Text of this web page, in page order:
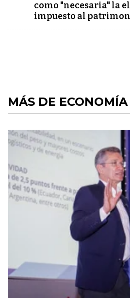
como "necesaria" la
impuesto al
MÁS DE ECONOMÍA